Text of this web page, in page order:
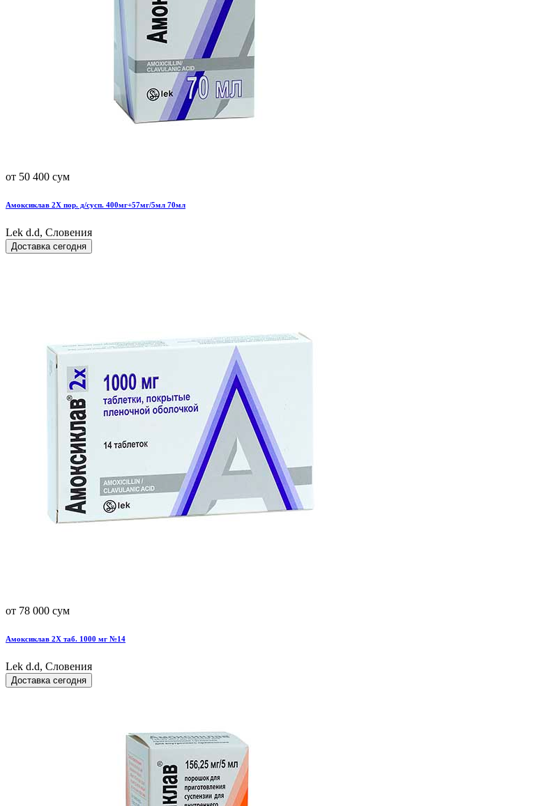
от 50 400 сум
Амоксиклав 2Х пор. д/сусп. 400мг+57мг/5мл 70мл
Lek d.d, Словения
Доставка сегодня
от 78 000 сум
Амоксиклав 2Х таб. 1000 мг №14
Lek d.d, Словения
Доставка сегодня